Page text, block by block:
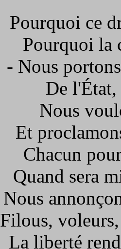
Pourquoi ce
Pourquoi la
- Nous
De
Nous
Et
Chacun
Quand sera
Nous
Filous,
La liberté